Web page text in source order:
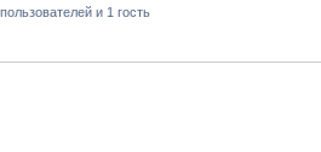
и 1 гость